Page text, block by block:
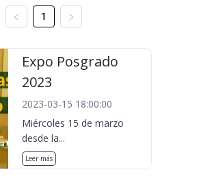
1
Expo Posgrado
2023
2023-03-15 18:00:00
Miércoles 15 de marzo
desde la...
Leer más